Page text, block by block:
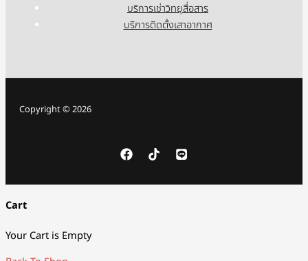
บริการเช่าวิทยุสื่อสาร
บริการติดตั้งเสาอากาศ
Copyright © 2026
Cart
Your Cart is Empty